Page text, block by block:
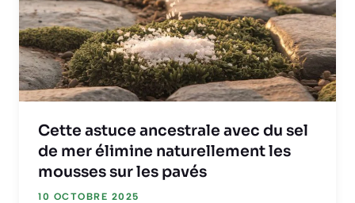
Cette astuce ancestrale avec du sel
de mer élimine naturellement les
mousses sur les pavés
10 OCTOBRE 2025